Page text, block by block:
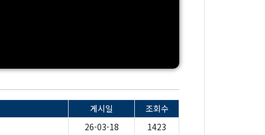
게시일
조회수
26-03-18
1423